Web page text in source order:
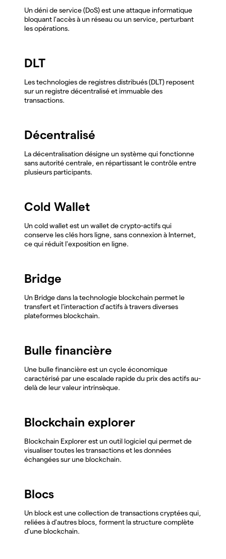
Un déni de service (DoS) est une attaque informatique
bloquant l'accès à un réseau ou un service, perturbant
les opérations.
DLT
Les technologies de registres distribués (DLT) reposent
sur un registre décentralisé et immuable des
transactions.
Décentralisé
La décentralisation désigne un système qui fonctionne
sans autorité centrale, en répartissant le contrôle entre
plusieurs participants.
Cold Wallet
Un cold wallet est un wallet de crypto-actifs qui
conserve les clés hors ligne, sans connexion à Internet,
ce qui réduit l'exposition en ligne.
Bridge
Un Bridge dans la technologie blockchain permet le
transfert et l'interaction d'actifs à travers diverses
plateformes blockchain.
Bulle financière
Une bulle financière est un cycle économique
caractérisé par une escalade rapide du prix des actifs au-
delà de leur valeur intrinsèque.
Blockchain explorer
Blockchain Explorer est un outil logiciel qui permet de
visualiser toutes les transactions et les données
échangées sur une blockchain.
Blocs
Un block est une collection de transactions cryptées qui,
reliées à d'autres blocs, forment la structure complète
d'une blockchain.